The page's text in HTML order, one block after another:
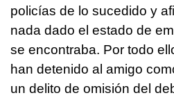
policías de lo sucedido y
nada dado el estado de
se encontraba. Por todo
han detenido al amigo
un delito de omisión del